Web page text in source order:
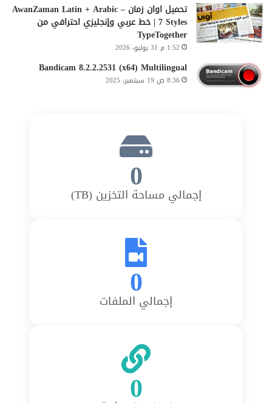
تحميل اوان زمان AwanZaman Latin + Arabic –
7 Styles | خط عربي وإنجليزي احترافي من
TypeTogether
1:52 م 31 يوليو، 2026
Bandicam 8.2.2.2531 (x64) Multilingual
8:36 ص 19 سبتمبر، 2025
0
إجمالي مساحة التخزين (TB)
0
إجمالي الملفات
0